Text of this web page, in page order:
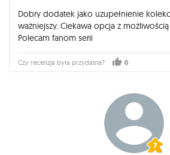
Dobry dodatek jako uzupełnienie
ważniejszy. Ciekawa opcja z
Polecam fanom serii
Czy recenzja była przydatna? 0